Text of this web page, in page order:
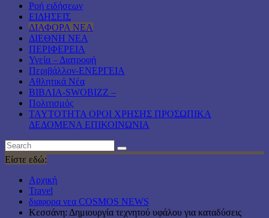
Ροή ειδήσεων
ΕΙΔΗΣΕΙΣ
ΔΙΑΦΟΡΑ ΝΕΑ
ΔΙΕΘΝΗ ΝΕΑ
ΠΕΡΙΦΕΡΕΙΑ
Υγεία – Διατροφή
Περιβάλλον-ΕΝΕΡΓΕΙΑ
Αθλητικά Νέα
ΒΙΒΛΙΑ-SWOBIZZ –
Πολιτισμός
TAYTOTHTA ΟΡΟΙ ΧΡΗΣΗΣ ΠΡΟΣΩΠΙΚΑ
ΔΕΔΟΜΕΝΑ ΕΠΙΚΟΙΝΩΝΙΑ
Είστε εδώ:
Αρχική
Travel
διαφορα νεα COSMOS NEWS
Κεσσάνη: Δημιουργία τεχνητού υφάλου για καταδύσεις